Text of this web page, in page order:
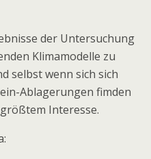
der Untersuchung
Klimamodelle zu
selbst wenn sich sich
Ablagerungen fimden
Interesse.